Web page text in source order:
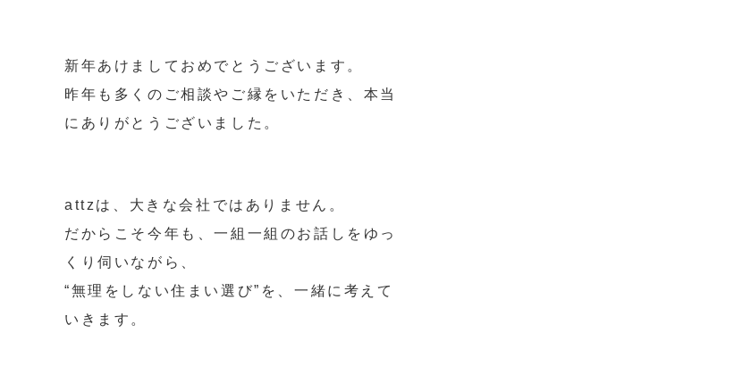
新年あけましておめでとうございます。
昨年も多くのご相談やご縁をいただき、本当
にありがとうございました。
attzは、大きな会社ではありません。
だからこそ今年も、一組一組のお話しをゆっ
くり伺いながら、
“無理をしない住まい選び”を、一緒に考えて
いきます。